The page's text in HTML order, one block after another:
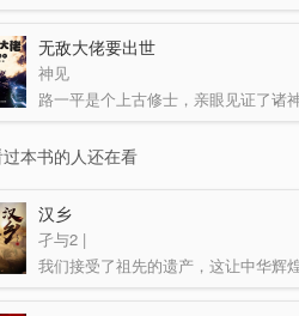
无敌大佬要出世
神见
本书的人还在看
汉乡
孑与2 |